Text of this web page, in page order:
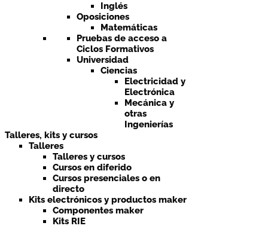
Inglés
Oposiciones
Matemáticas
Pruebas de acceso a
Ciclos Formativos
Universidad
Ciencias
Electricidad y
Electrónica
Mecánica y
otras
Ingenierías
Talleres, kits y cursos
Talleres
Talleres y cursos
Cursos en diferido
Cursos presenciales o en
directo
Kits electrónicos y productos maker
Componentes maker
Kits RIE